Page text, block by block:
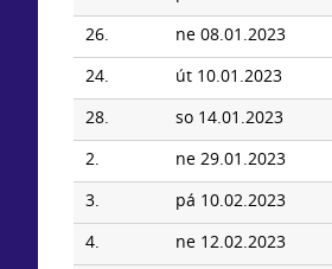
26. ne 08.01.2023
24. út 10.01.2023
28. so 14.01.2023
2. ne 29.01.2023
3. pá 10.02.2023
4. ne 12.02.2023